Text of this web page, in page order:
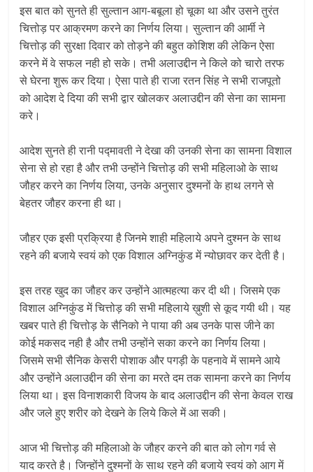
इस बात को सुनते ही सुल्तान आग-बबूला हो चूका था और उसने तुरंत
चित्तोड़ पर आक्रमण करने का निर्णय लिया। सुल्तान की आर्मी ने
चित्तोड़ की सुरक्षा दिवार को तोड़ने की बहुत कोशिश की लेकिन ऐसा
करने में वे सफल नही हो सके। तभी अलाउद्दीन ने किले को चारो तरफ
से घेरना शुरू कर दिया। ऐसा पाते ही राजा रतन सिंह ने सभी राजपूतो
को आदेश दे दिया की सभी द्वार खोलकर अलाउद्दीन की सेना का सामना
करे।
आदेश सुनते ही रानी पद्मावती ने देखा की उनकी सेना का सामना विशाल
सेना से हो रहा है और तभी उन्होंने चित्तोड़ की सभी महिलाओ के साथ
जौहर करने का निर्णय लिया, उनके अनुसार दुश्मनों के हाथ लगने से
बेहतर जौहर करना ही था।
जौहर एक इसी प्रक्रिया है जिनमे शाही महिलाये अपने दुश्मन के साथ
रहने की बजाये स्वयं को एक विशाल अग्निकुंड में न्योछावर कर देती है।
इस तरह खुद का जौहर कर उन्होंने आत्महत्या कर दी थी। जिसमे एक
विशाल अग्निकुंड में चित्तोड़ की सभी महिलाये ख़ुशी से कूद गयी थी। यह
खबर पाते ही चित्तोड़ के सैनिको ने पाया की अब उनके पास जीने का
कोई मकसद नही है और तभी उन्होंने सका करने का निर्णय लिया।
जिसमे सभी सैनिक केसरी पोशाक और पगड़ी के पहनावे में सामने आये
और उन्होंने अलाउद्दीन की सेना का मरते दम तक सामना करने का निर्णय
लिया था। इस विनाशकारी विजय के बाद अलाउद्दीन की सेना केवल राख
और जले हुए शरीर को देखने के लिये किले में आ सकी।
आज भी चित्तोड़ की महिलाओ के जौहर करने की बात को लोग गर्व से
याद करते है। जिन्होंने दुश्मनों के साथ रहने की बजाये स्वयं को आग में